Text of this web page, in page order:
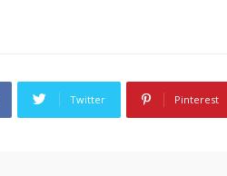
Twitter Pinterest